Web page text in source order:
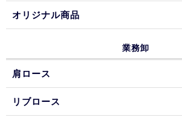
オリジナル商品
業務卸
肩ロース
リブロース